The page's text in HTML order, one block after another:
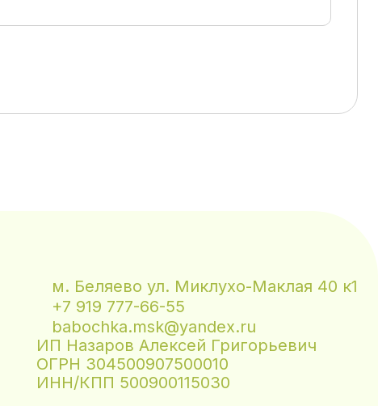
м. Беляево ул. Миклухо-Маклая 40 к1
+7 919 777-66-55
babochka.msk@yandex.ru
ИП Назаров Алексей Григорьевич
ОГРН 304500907500010
ИНН/КПП 500900115030